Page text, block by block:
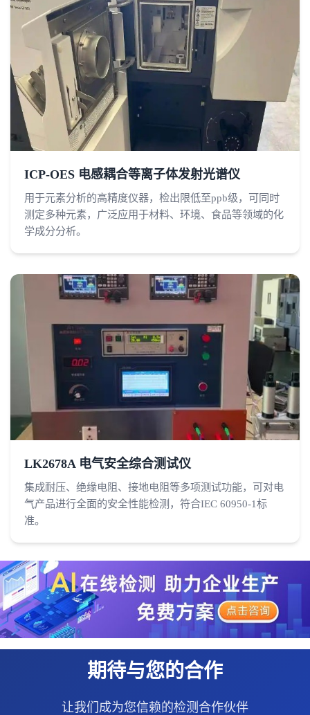
ICP-OES 电感耦合等离子体发射光谱仪
用于元素分析的高精度仪器，检出限低至ppb级，可同时
测定多种元素，广泛应用于材料、环境、食品等领域的化
学成分分析。
LK2678A 电气安全综合测试仪
集成耐压、绝缘电阻、接地电阻等多项测试功能，可对电
气产品进行全面的安全性能检测，符合IEC 60950-1标
准。
期待与您的合作
让我们成为您信赖的检测合作伙伴